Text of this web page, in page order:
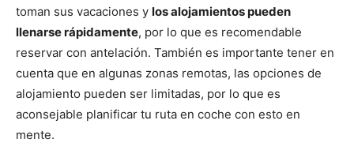
toman sus vacaciones y los alojamientos pueden
llenarse rápidamente, por lo que es recomendable
reservar con antelación. También es importante tener en
cuenta que en algunas zonas remotas, las opciones de
alojamiento pueden ser limitadas, por lo que es
aconsejable planificar tu ruta en coche con esto en
mente.